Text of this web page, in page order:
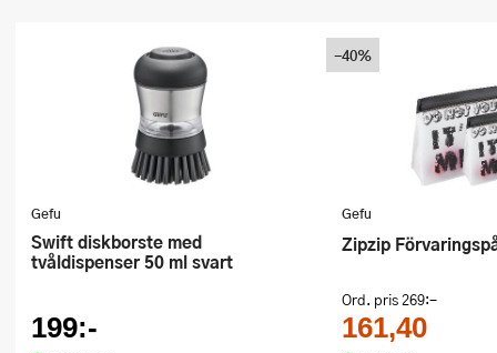
Gefu
Swift diskborste med
tvåldispenser 50 ml svart
199:-
Gefu
Zipzip
Ord. pris269:-
161,40
-40%